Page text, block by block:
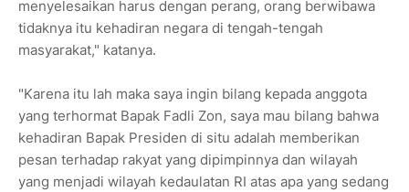
menyelesaikan harus dengan perang, orang berwibawa
tidaknya itu kehadiran negara di tengah-tengah
masyarakat," katanya.
"Karena itu lah maka saya ingin bilang kepada anggota
yang terhormat Bapak Fadli Zon, saya mau bilang bahwa
kehadiran Bapak Presiden di situ adalah memberikan
pesan terhadap rakyat yang dipimpinnya dan wilayah
yang menjadi wilayah kedaulatan RI atas apa yang sedang